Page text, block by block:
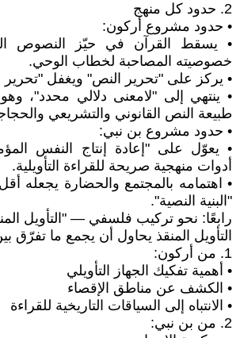
2. حدود كل منهج
• حدود مشروع أركون:
• يسقط القرآن في حيّز النصوص
خصوصيته المصاحبة لخطاب الوحي.
• يركز على "تحرير النص" ويغفل "تحرير
• ينتهي إلى "لامعنى دلالي محدد"،
طبيعة النص القانوني والتشريعي
• حدود مشروع بن نبي:
• يعوّل على "إعادة إنتاج النفس
أدوات منهجية صريحة للقراءة التأويلية.
• اهتمامه بالمجتمع والحضارة يجعله
"البنية النصية".
رابعًا: نحو تركيب فلسفي — "التأويل
التأويل المنقذ يحاول أن يجمع ما تفرّق
1. من أركون:
• أهمية تفكيك الجهاز التأويلي
• الكشف عن مناطق الإقصاء
• الانتباه إلى السياقات التاريخية للقراءة
2. من بن نبي: